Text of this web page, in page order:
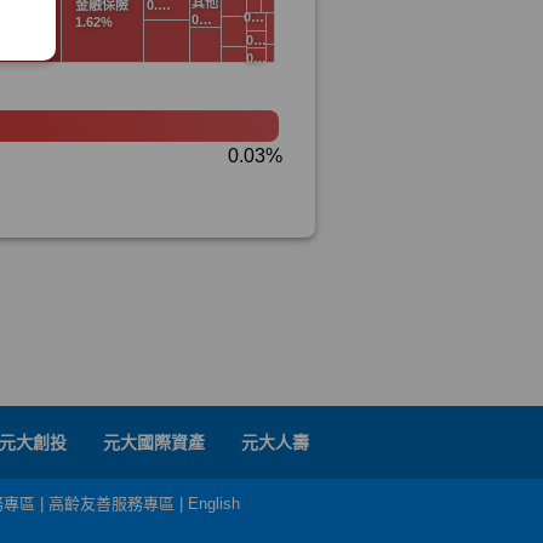
元大創投 元大國際資產 元大人壽
區 高齡友善服務專區 English